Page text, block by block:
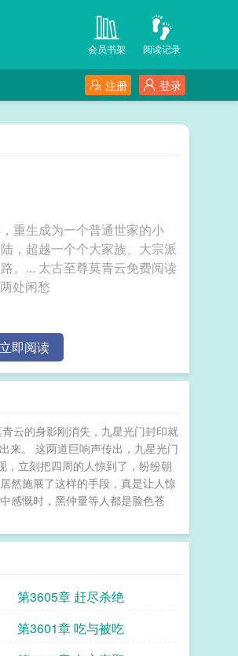
阅读记录
会员书架
登录
注册
重生成为一个普通世家的小
，超越一个个大家族、大宗派
费阅读
处闲愁
立即阅读
云的身影刚消失，九星光门封印就
来。 这两道巨响声传出，九星光门
立刻把四周的人惊到了，纷纷朝
然施展了这样的手段，真是让人惊
感慨时，黑仲量等人都是脸色苍
第3605章 赶尽杀绝
第3601章 吃与被吃